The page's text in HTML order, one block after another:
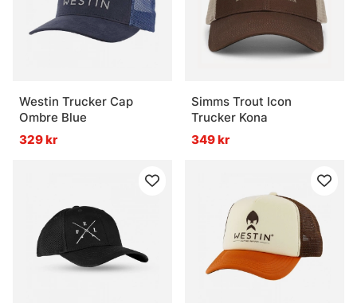
Westin Trucker Cap
Ombre Blue
329 kr
Simms Trout Icon
Trucker Kona
349 kr